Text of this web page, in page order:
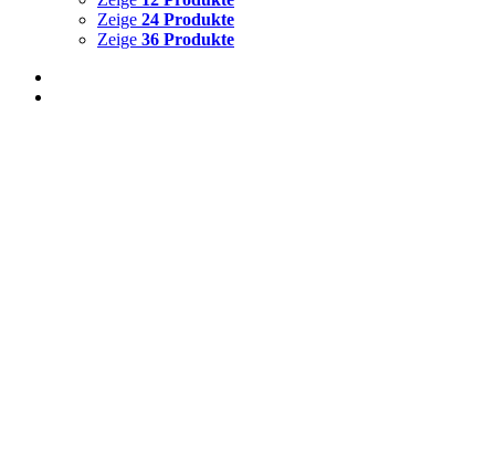
Zeige 24 Produkte
Zeige 36 Produkte